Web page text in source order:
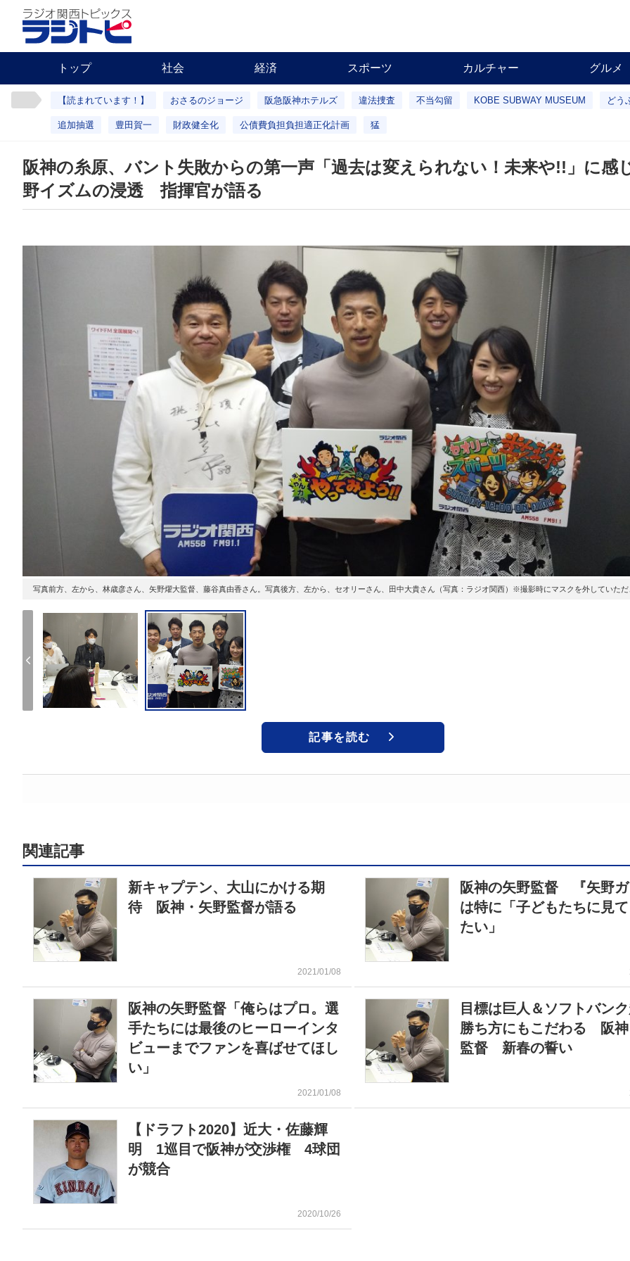
トップ 社会 経済 スポーツ カルチャー グルメ
【読まれています！】 おさるのジョージ 阪急阪神ホテルズ 違法捜査 不当勾留 KOBE SUBWAY MUSEUM どう
追加抽選 豊田賀一 財政健全化 公債費負担負担適正化計画 猛
阪神の糸原、バント失敗からの第一声「過去は変えられない！未来や!!」に感
野イズムの浸透 指揮官が語る
写真前方、左から、林歳彦さん、矢野燿大監督、藤谷真由香さん。写真後方、左から、セオリーさん、田中大貴さん（写真：ラジオ関西）※撮影時にマスクを外していた
記事を読む
関連記事
新キャプテン、大山にかける期
待 阪神・矢野監督が語る
2021/01/08
阪神の矢野監督 『矢野
は特に「子どもたちに見
たい」
阪神の矢野監督「俺らはプロ。選
手たちには最後のヒーローインタ
ビューまでファンを喜ばせてほし
い」
2021/01/08
目標は巨人＆ソフトバン
勝ち方にもこだわる 阪神
監督 新春の誓い
【ドラフト2020】近大・佐藤輝
明 1巡目で阪神が交渉権 4球団
が競合
2020/10/26